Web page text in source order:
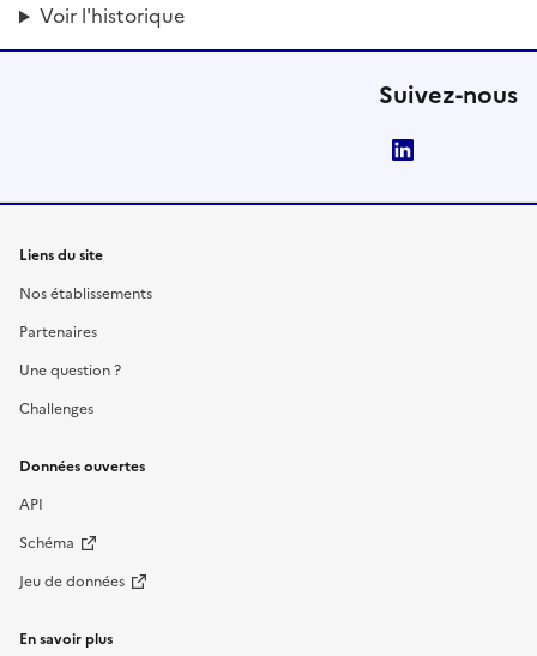
Voir l'historique
Suivez-nous
Liens du site
Nos établissements
Partenaires
Une question ?
Challenges
Données ouvertes
API
Schéma
Jeu de données
En savoir plus